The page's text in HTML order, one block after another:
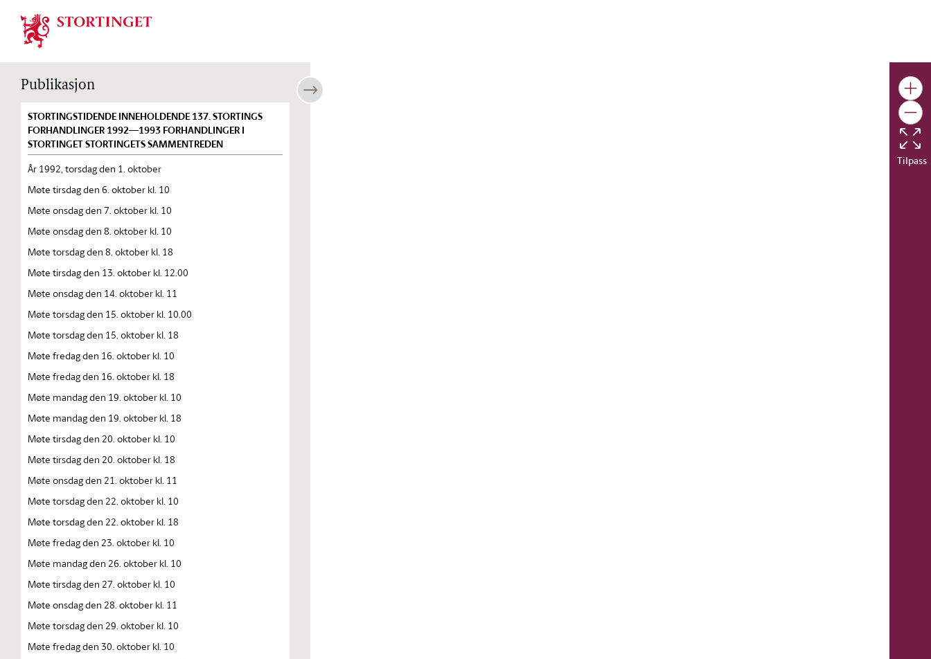
Stortinget.no
Publikasjon
STORTINGSTIDENDE INNEHOLDENDE 137. STORTINGS
FORHANDLINGER 1992—1993 FORHANDLINGER I
STORTINGET STORTINGETS SAMMENTREDEN
År 1992, torsdag den 1. oktober
Møte tirsdag den 6. oktober kl. 10
Møte onsdag den 7. oktober kl. 10
Møte onsdag den 8. oktober kl. 10
Møte torsdag den 8. oktober kl. 18
Møte tirsdag den 13. oktober kl. 12.00
Møte onsdag den 14. oktober kl. 11
Møte torsdag den 15. oktober kl. 10.00
Møte torsdag den 15. oktober kl. 18
Møte fredag den 16. oktober kl. 10
Møte fredag den 16. oktober kl. 18
Møte mandag den 19. oktober kl. 10
Møte mandag den 19. oktober kl. 18
Møte tirsdag den 20. oktober kl. 10
Møte tirsdag den 20. oktober kl. 18
Møte onsdag den 21. oktober kl. 11
Møte torsdag den 22. oktober kl. 10
Møte torsdag den 22. oktober kl. 18
Møte fredag den 23. oktober kl. 10
Møte mandag den 26. oktober kl. 10
Møte tirsdag den 27. oktober kl. 10
Møte onsdag den 28. oktober kl. 11
Møte torsdag den 29. oktober kl. 10
Møte fredag den 30. oktober kl. 10